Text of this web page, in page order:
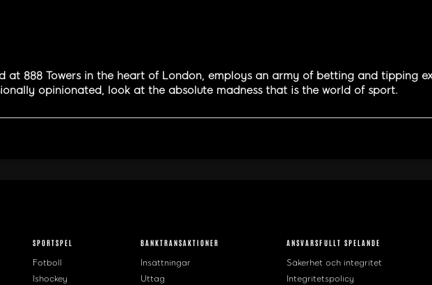
at 888 Towers in the heart of London, employs an army of betting and tipping
opinionated, look at the absolute madness that is the world of sport.
SPORTSPEL
Fotboll
Ishockey
BANKTRANSAKTIONER
Insättningar
Uttag
ANSVARSFULLT SPELANDE
Säkerhet och integritet
Integritetspolicy